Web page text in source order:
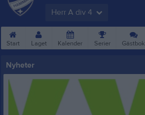
Herr A div 4
Start Laget Kalender Serier Gästbok
Nyheter